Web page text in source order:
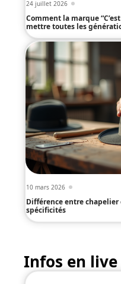
24 juillet 2026
Comment la marque
mettre toutes les
10 mars 2026
Différence entre
spécificités
Infos en live